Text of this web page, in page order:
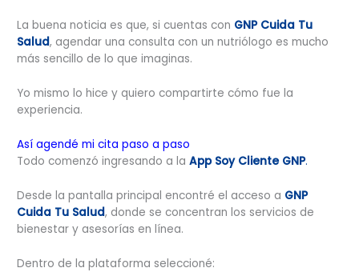
La buena noticia es que, si cuentas con GNP Cuida Tu
Salud, agendar una consulta con un nutriólogo es mucho
más sencillo de lo que imaginas.
Yo mismo lo hice y quiero compartirte cómo fue la
experiencia.
Así agendé mi cita paso a paso
Todo comenzó ingresando a laApp Soy Cliente GNP.
Desde la pantalla principal encontré el acceso a GNP
Cuida Tu Salud, donde se concentran los servicios de
bienestar y asesorías en línea.
Dentro de la plataforma seleccioné: